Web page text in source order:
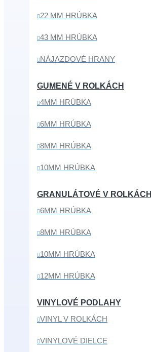
22 MM HRÚBKA
43 MM HRÚBKA
NÁJAZDOVÉ HRANY
GUMENÉ V ROLKÁCH
4MM HRÚBKA
6MM HRÚBKA
8MM HRÚBKA
10MM HRÚBKA
GRANULÁTOVÉ V ROLKÁCH
6MM HRÚBKA
8MM HRÚBKA
10MM HRÚBKA
12MM HRÚBKA
VINYLOVÉ PODLAHY
VINYL V ROLKÁCH
VINYLOVÉ DIELCE